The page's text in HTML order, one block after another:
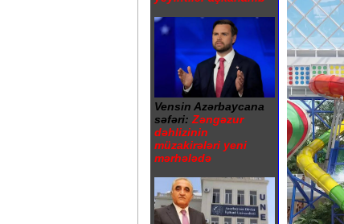
Vensin Azərbaycana
səfəri: Zəngəzur
dəhlizinin
müzakirələri yeni
mərhələdə